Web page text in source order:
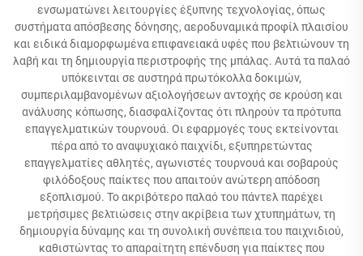
ενσωματώνει λειτουργίες έξυπνης τεχνολογίας, όπως
συστήματα απόσβεσης δόνησης, αεροδυναμικά προφίλ πλαισίου
και ειδικά διαμορφωμένα επιφανειακά υφές που βελτιώνουν τη
λαβή και τη δημιουργία περιστροφής της μπάλας. Αυτά τα παλαό
υπόκεινται σε αυστηρά πρωτόκολλα δοκιμών,
συμπεριλαμβανομένων αξιολογήσεων αντοχής σε κρούση και
ανάλυσης κόπωσης, διασφαλίζοντας ότι πληρούν τα πρότυπα
επαγγελματικών τουρνουά. Οι εφαρμογές τους εκτείνονται
πέρα από το αναψυχιακό παιχνίδι, εξυπηρετώντας
επαγγελματίες αθλητές, αγωνιστές τουρνουά και σοβαρούς
φιλόδοξους παίκτες που απαιτούν ανώτερη απόδοση
εξοπλισμού. Το ακριβότερο παλαό του πάντελ παρέχει
μετρήσιμες βελτιώσεις στην ακρίβεια των χτυπημάτων, τη
δημιουργία δύναμης και τη συνολική συνέπεια του παιχνιδιού,
καθιστώντας το απαραίτητη επένδυση για παίκτες που